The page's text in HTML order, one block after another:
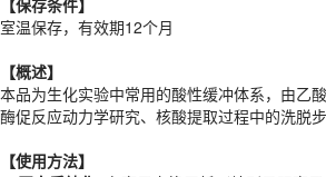
【概述】
【使用方法】
1.蛋白质纯化:在离子交换层析（特别是阳离
酶促反应动力学研究:
作为在酸性pH条件（
3.核酸提取与纯化:
【保存条件】
室温保存，有效期12个月
【概述】
本品为生化实验中常用的酸性缓冲体系，由乙
酶促反应动力学研究、核酸提取过程中的洗脱
【使用方法】